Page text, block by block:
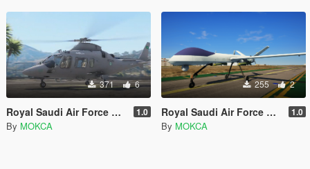
371 6
Royal Saudi Air Force AgustaWestland AW109 1.0
By MOKCA
255 2
Royal Saudi Air Force Wing Loong 1 1.0
By MOKCA